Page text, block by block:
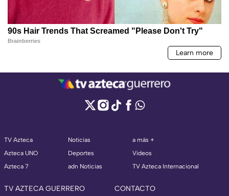
TV Azteca
Azteca UNO
Azteca 7
Noticias
Deportes
adn Noticias
a más +
Videos
TV Azteca Internacional
TV AZTECA GUERRERO CONTACTO